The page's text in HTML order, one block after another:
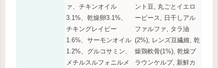
ァ、チキンオイル
3.1%、乾燥卵3.1%、
チキングレイビー
1.6%、サーモンオイル
1.2%、グルコサミン、
メチルスルフォニルメ
ント豆, 丸ごとイエロ
ーピース, 日干しアル
ファルファ, タラ油
(2%), レンズ豆繊維, 乾
燥鶏軟骨(1%), 乾燥ブ
ラウンケルプ, 新鮮カ